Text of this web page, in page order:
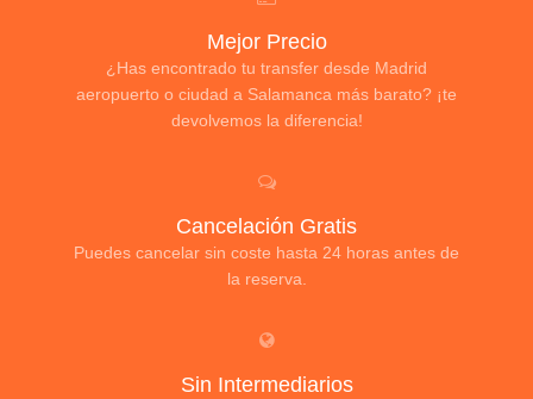
Mejor Precio
¿Has encontrado tu transfer desde Madrid
aeropuerto o ciudad a Salamanca más barato? ¡te
devolvemos la diferencia!
Cancelación Gratis
Puedes cancelar sin coste hasta 24 horas antes de
la reserva.
Sin Intermediarios